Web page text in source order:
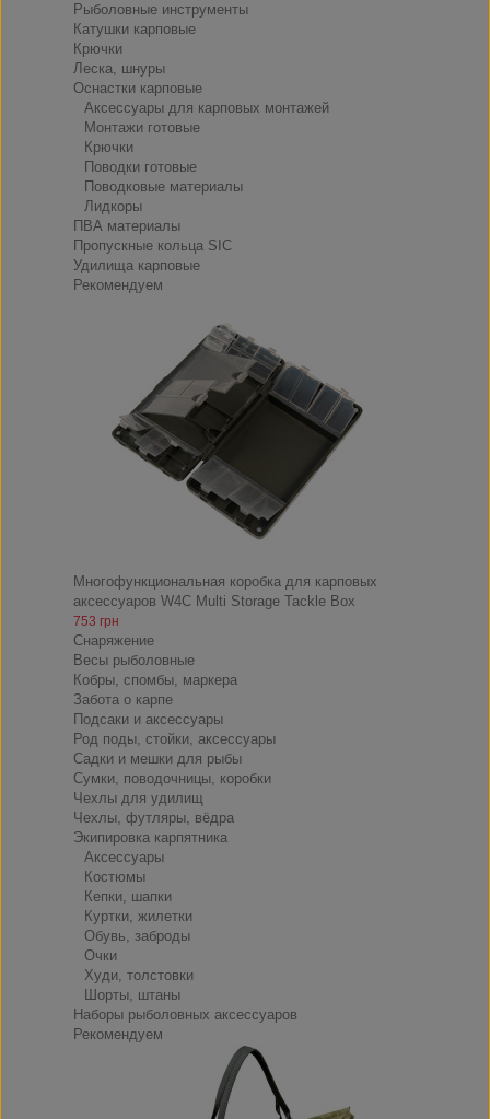
Рыболовные инструменты
Катушки карповые
Крючки
Леска, шнуры
Оснастки карповые
Аксессуары для карповых монтажей
Монтажи готовые
Крючки
Поводки готовые
Поводковые материалы
Лидкоры
ПВА материалы
Пропускные кольца SIC
Удилища карповые
Рекомендуем
Многофункциональная коробка для карповых
аксессуаров W4C Multi Storage Tackle Box
753 грн
Снаряжение
Весы рыболовные
Кобры, спомбы, маркера
Забота о карпе
Подсаки и аксессуары
Род поды, стойки, аксессуары
Садки и мешки для рыбы
Сумки, поводочницы, коробки
Чехлы для удилищ
Чехлы, футляры, вёдра
Экипировка карпятника
Аксессуары
Костюмы
Кепки, шапки
Куртки, жилетки
Обувь, заброды
Очки
Худи, толстовки
Шорты, штаны
Наборы рыболовных аксессуаров
Рекомендуем